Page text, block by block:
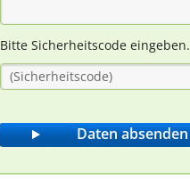
Bitte Sicherheitscode eingeben.